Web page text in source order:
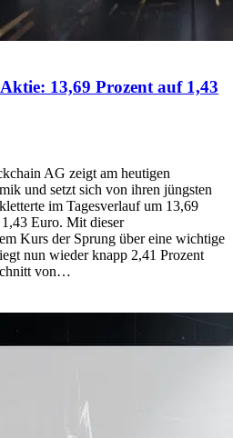
13,69 Prozent auf 1,43
AG zeigt am heutigen
und setzt sich von ihren jüngsten
im Tagesverlauf um 13,69
Euro. Mit dieser
Kurs der Sprung über eine wichtige
nun wieder knapp 2,41 Prozent
von…